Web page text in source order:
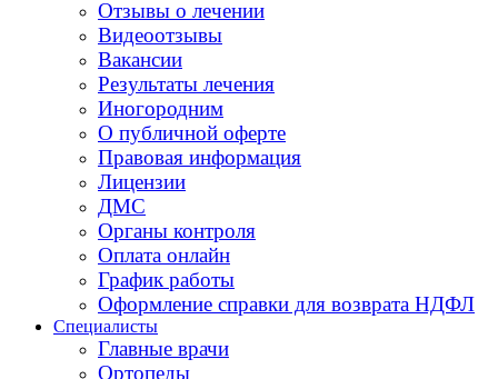
Отзывы о лечении
Видеоотзывы
Вакансии
Результаты лечения
Иногородним
О публичной оферте
Правовая информация
Лицензии
ДМС
Органы контроля
Оплата онлайн
График работы
Оформление справки для возврата НДФЛ
Специалисты
Главные врачи
Ортопеды